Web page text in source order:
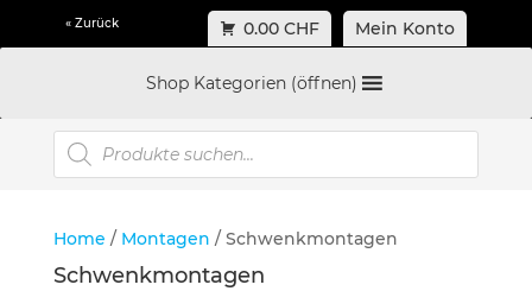
« Zurück 0.00 CHF Mein Konto
Shop Kategorien (öffnen)
Products
search
Home / Montagen / Schwenkmontagen
Schwenkmontagen